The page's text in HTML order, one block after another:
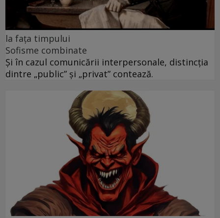
la faţa timpului
Sofisme combinate
Și în cazul comunicării interpersonale, distincția
dintre „public” și „privat” contează.